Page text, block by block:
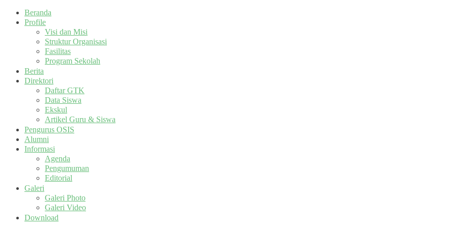
Beranda
Profile
Visi dan Misi
Struktur Organisasi
Fasilitas
Program Sekolah
Berita
Direktori
Daftar GTK
Data Siswa
Ekskul
Artikel Guru & Siswa
Pengurus OSIS
Alumni
Informasi
Agenda
Pengumuman
Editorial
Galeri
Galeri Photo
Galeri Video
Download